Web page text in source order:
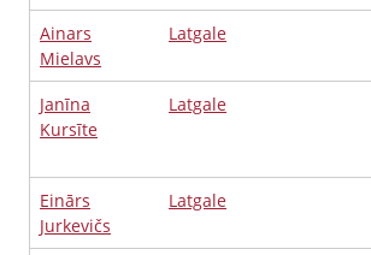
Ainars
Mielavs
Latgale
Janīna
Kursīte
Latgale
Einārs
Jurkevičs
Latgale